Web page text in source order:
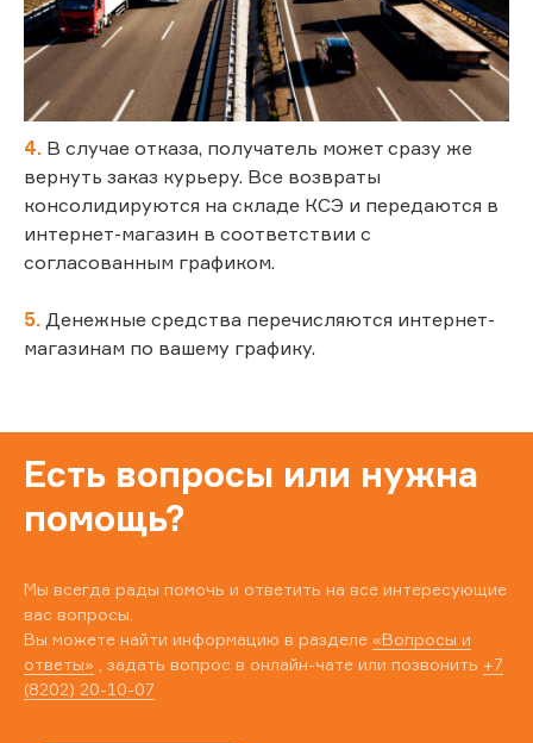
4. В случае отказа, получатель может сразу же
вернуть заказ курьеру. Все возвраты
консолидируются на складе КСЭ и передаются в
интернет-магазин в соответствии с
согласованным графиком.
5. Денежные средства перечисляются интернет-
магазинам по вашему графику.
Есть вопросы или нужна
помощь?
Мы всегда рады помочь и ответить на все интересующие
вас вопросы.
Вы можете найти информацию в разделе «Вопросы и
ответы» , задать вопрос в онлайн-чате или позвонить +7
(8202) 20-10-07